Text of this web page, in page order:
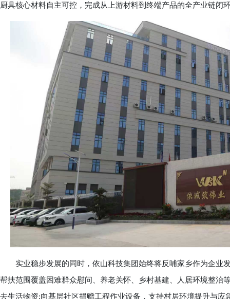
厨具核心材料自主可控，完成从上游材料到终端产品的全产业链闭
实业稳步发展的同时，依山科技集团始终将反哺家乡作为企业
帮扶范围覆盖困难群众慰问、养老关怀、乡村基建、人居环境整治
去生活物资;向基层社区捐赠工程作业设备，支持村居环境提升与